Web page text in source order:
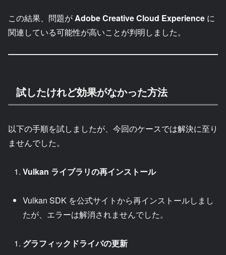
この結果、問題がAdobe Creative Cloud Experience に
関連している可能性が高いことが判明しました。
試したけれど効果がなかった方法
以下の手順を試しましたが、今回のケースでは解決に至り
ませんでした。
Vulkan ライブラリの再インストール
Vulkan SDK を公式サイトから再インストールしまし
たが、エラーは解消されませんでした。
グラフィックドライバの更新